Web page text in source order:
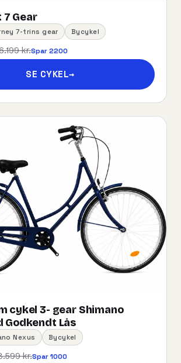
7 Gear
7-trins gear Bycykel
kr.Spar 2200
SE CYKEL→
cykel 3- gear Shimano
Godkendt Lås
Nexus Bycykel
kr.Spar 1000